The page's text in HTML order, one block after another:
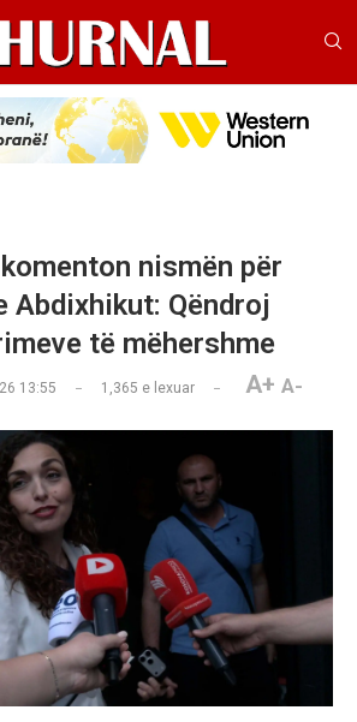
nismën për
Abdixhikut: Qëndroj
të mëhershme
13:55 1,365 e lexuar A+ A-